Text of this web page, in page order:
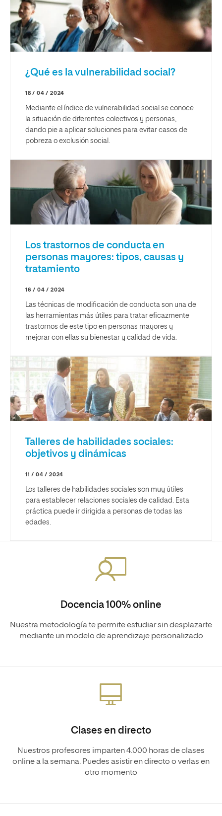
¿Qué es la vulnerabilidad social?
18 / 04 / 2024
Mediante el índice de vulnerabilidad social se conoce
la situación de diferentes colectivos y personas,
dando pie a aplicar soluciones para evitar casos de
pobreza o exclusión social.
Los trastornos de conducta en
personas mayores: tipos, causas y
tratamiento
16 / 04 / 2024
Las técnicas de modificación de conducta son una de
las herramientas más útiles para tratar eficazmente
trastornos de este tipo en personas mayores y
mejorar con ellas su bienestar y calidad de vida.
Talleres de habilidades sociales:
objetivos y dinámicas
11 / 04 / 2024
Los talleres de habilidades sociales son muy útiles
para establecer relaciones sociales de calidad. Esta
práctica puede ir dirigida a personas de todas las
edades.
Docencia 100% online
Nuestra metodología te permite estudiar sin desplazarte
mediante un modelo de aprendizaje personalizado
Clases en directo
Nuestros profesores imparten 4.000 horas de clases
online a la semana. Puedes asistir en directo o verlas en
otro momento